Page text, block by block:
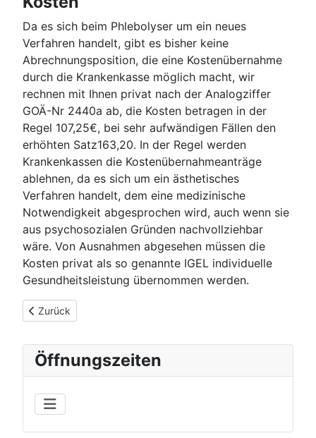
Da es sich beim Phlebolyser um ein neues
Verfahren handelt, gibt es bisher keine
Abrechnungsposition, die eine Kostenübernahme
durch die Krankenkasse möglich macht, wir
rechnen mit Ihnen privat nach der Analogziffer
GOÄ-Nr 2440a ab, die Kosten betragen in der
Regel 107,25€, bei sehr aufwändigen Fällen den
erhöhten Satz163,20. In der Regel werden
Krankenkassen die Kostenübernahmeanträge
ablehnen, da es sich um ein ästhetisches
Verfahren handelt, dem eine medizinische
Notwendigkeit abgesprochen wird, auch wenn sie
aus psychosozialen Gründen nachvollziehbar
wäre. Von Ausnahmen abgesehen müssen die
Kosten privat als so genannte IGEL individuelle
Gesundheitsleistung übernommen werden.
Vorheriger Beitrag: Gelbfieberimpfung
Zurück
Öffnungszeiten